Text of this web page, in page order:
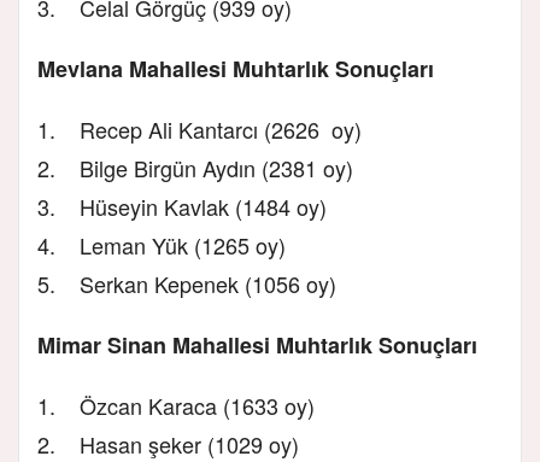
3. Celal Görgüç (939 oy)
Mevlana Mahallesi Muhtarlık Sonuçları
1. Recep Ali Kantarcı (2626 oy)
2. Bilge Birgün Aydın (2381 oy)
3. Hüseyin Kavlak (1484 oy)
4. Leman Yük (1265 oy)
5. Serkan Kepenek (1056 oy)
Mimar Sinan Mahallesi Muhtarlık Sonuçları
1. Özcan Karaca (1633 oy)
2. Hasan şeker (1029 oy)